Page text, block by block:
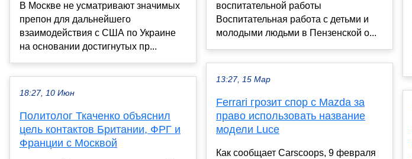
В Москве не усматривают значимых
препон для дальнейшего
взаимодействия с США по Украине
на основании достигнутых пр...
18:27, 10 Июн
Политолог Ткаченко объяснил
цель контактов Британии, ФРГ и
Франции с Москвой
воспитательной работы
Воспитательная работа с детьми и
молодыми людьми в Пензенской о...
13:27, 15 Мар
Ferrari грозит спор с Mazda за
право использовать название
модели Luce
Как сообщает Carscoops, 9 февраля